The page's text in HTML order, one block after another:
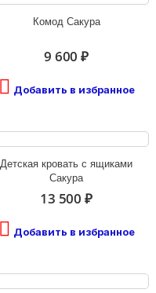
Комод Сакура
9 600 ₽
Добавить в избранное
Детская кровать с ящиками
Сакура
13 500 ₽
Добавить в избранное